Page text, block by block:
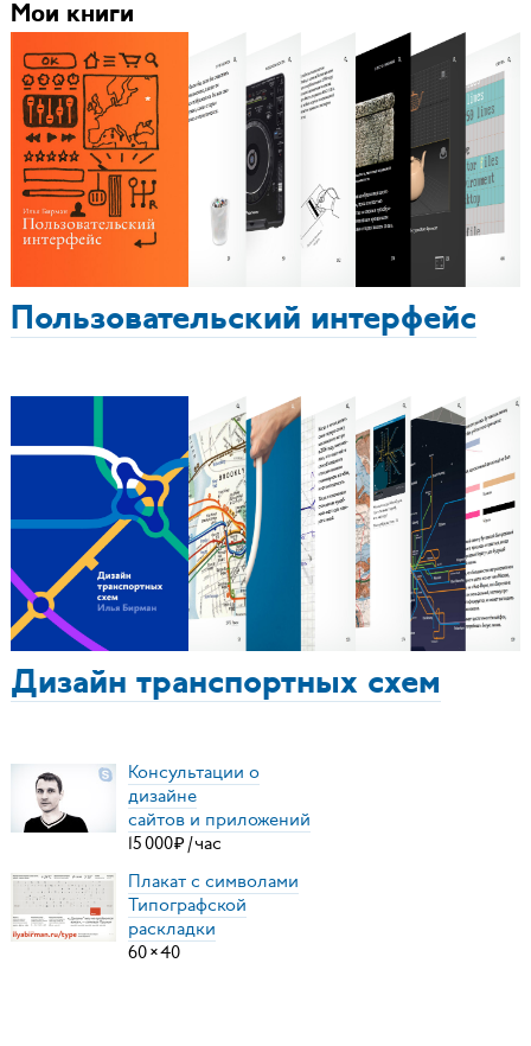
Мои книги
Пользовательский интерфейс
Дизайн транспортных схем
Консультации о
дизайне
сайтов и приложений
15000₽ /час
Плакат с символами
Типографской
раскладки
60×40